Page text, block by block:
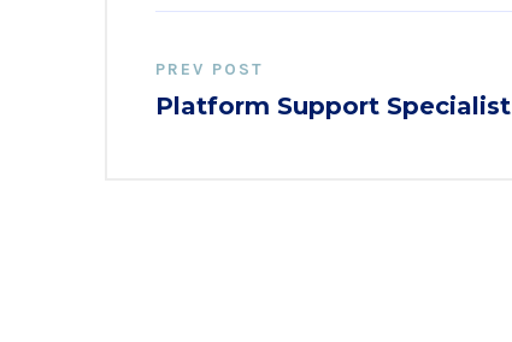
PREV POST
Platform Support Specialist